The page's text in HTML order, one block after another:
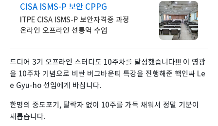
CISA ISMS-P 보안 CPPG
ITPE CISA ISMS-P 보안자격증 과정
온라인 오프라인 선릉역 수업
드디어 3기 오프라인 스터디도 10주차를 달성했습니다!!! 이 영광
을 10주차 기념으로 비싼 버그바운티 특강을 진행해준 핵인싸 Le
e Gyu-ho 선임에게 바칩니다.
한명의 중도포기, 탈락자 없이 10주를 가득 채워서 정말 기분이
새롭습니다.